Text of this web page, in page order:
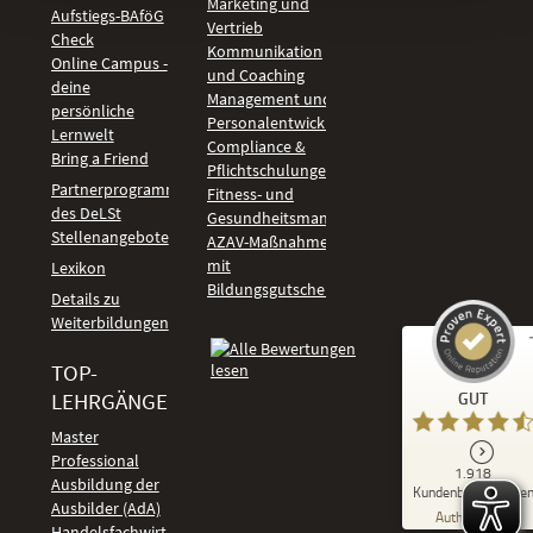
Aufstiegs-BAföG
Check
Online Campus -
deine
persönliche
Lernwelt
Bring a Friend
Partnerprogramm
des DeLSt
Stellenangebote
Lexikon
Details zu
Weiterbildungen
TOP-
LEHRGÄNGE
Master
Professional
Ausbildung der
Ausbilder (AdA)
Vertrieb
Kommunikation
und Coaching
Management und
Personalentwicklung
Compliance &
Pflichtschulungen
Fitness- und
Gesundheitsmanagement
AZAV-Maßnahmen
mit
Bildungsgutschein
GUT
1.918
Kundenbewertungen
Authentizität
Kundenbewertungen und Erfahrungen zu
DeLSt - Deutsches eLearning Studieninstitut
92
%
Empfehlungen auf
ProvenExpert.com